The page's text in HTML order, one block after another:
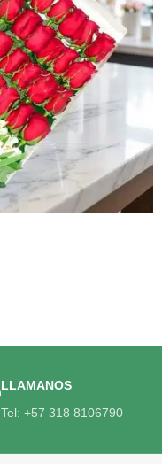
LLAMANOS
Tel: +57 318 8106790